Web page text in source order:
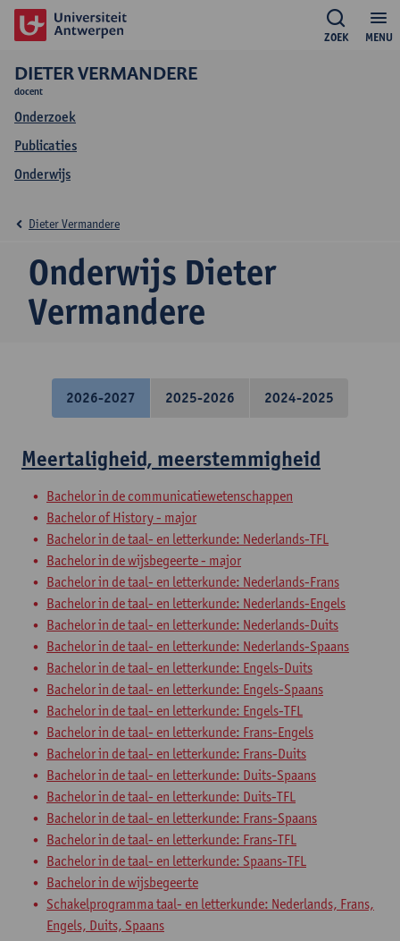
MENU
ZOEK
DIETER VERMANDERE
docent
Onderzoek
Publicaties
Onderwijs
Onderwijs Dieter
Vermandere
Dieter Vermandere
2026-2027 2025-2026 2024-2025
Meertaligheid, meerstemmigheid
Bachelor in de communicatiewetenschappen
Bachelor of History - major
Bachelor in de taal- en letterkunde: Nederlands-TFL
Bachelor in de wijsbegeerte - major
Bachelor in de taal- en letterkunde: Nederlands-Frans
Bachelor in de taal- en letterkunde: Nederlands-Engels
Bachelor in de taal- en letterkunde: Nederlands-Duits
Bachelor in de taal- en letterkunde: Nederlands-Spaans
Bachelor in de taal- en letterkunde: Engels-Duits
Bachelor in de taal- en letterkunde: Engels-Spaans
Bachelor in de taal- en letterkunde: Engels-TFL
Bachelor in de taal- en letterkunde: Frans-Engels
Bachelor in de taal- en letterkunde: Frans-Duits
Bachelor in de taal- en letterkunde: Duits-Spaans
Bachelor in de taal- en letterkunde: Duits-TFL
Bachelor in de taal- en letterkunde: Frans-Spaans
Bachelor in de taal- en letterkunde: Frans-TFL
Bachelor in de taal- en letterkunde: Spaans-TFL
Bachelor in de wijsbegeerte
Schakelprogramma taal- en letterkunde: Nederlands, Frans,
Engels, Duits, Spaans